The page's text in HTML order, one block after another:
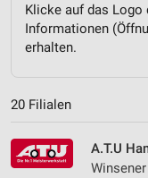
Klicke auf das Logo
Informationen
erhalten.
20 Filialen
A.T.U